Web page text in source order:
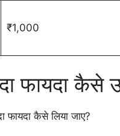
₹1,000
फायदा कैसे
फायदा कैसे लिया जाए?